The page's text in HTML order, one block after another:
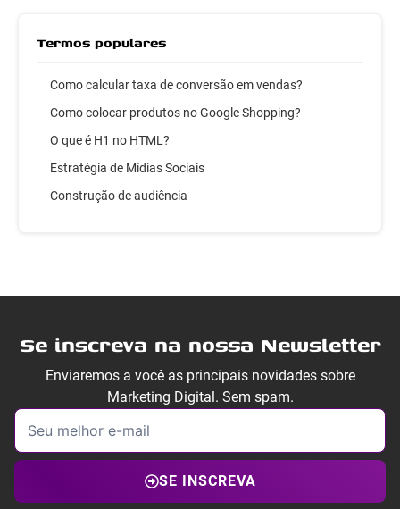
Termos populares
Como calcular taxa de conversão em vendas?
Como colocar produtos no Google Shopping?
O que é H1 no HTML?
Estratégia de Mídias Sociais
Construção de audiência
Se inscreva na nossa Newsletter
Enviaremos a você as principais novidades sobre
Marketing Digital. Sem spam.
SE INSCREVA